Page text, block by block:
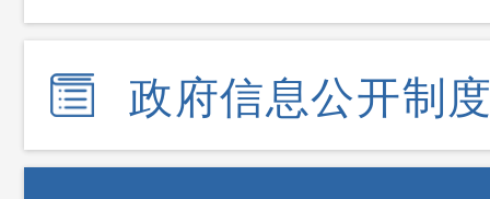
政府信息公开制